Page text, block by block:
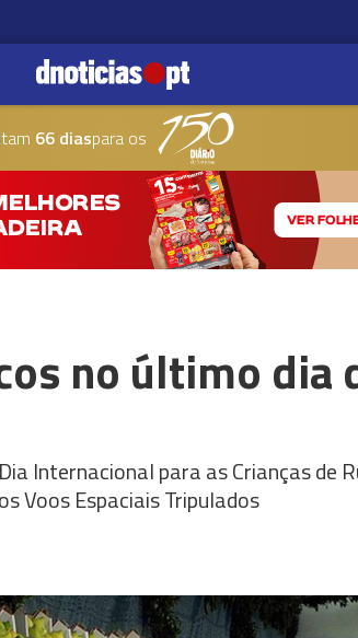
66 diaspara os
no último dia
Internacional para as Crianças de
Voos Espaciais Tripulados